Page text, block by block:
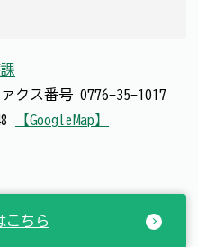
ァクス番号 0776-35-1017
【GoogleMap】
こちら